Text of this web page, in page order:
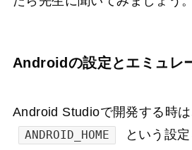
Androidの設定とエミュレ
Android Studioで開発する時は
ANDROID_HOME
という設